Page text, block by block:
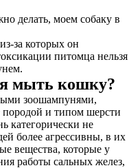
делать, моем собаку в
за которых он
питомца нельзя
мыть кошку?
зоошампунями,
породой и типом шерсти
не
более агрессивны, в их
вещества, которые у
работы сальных желез,